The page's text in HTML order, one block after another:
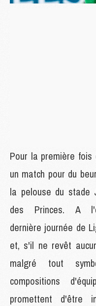
Pour la première
un match pour du
la pelouse du stade
des Princes. A
dernière journée de
et, s'il ne revêt
malgré tout
compositions
promettent d'être